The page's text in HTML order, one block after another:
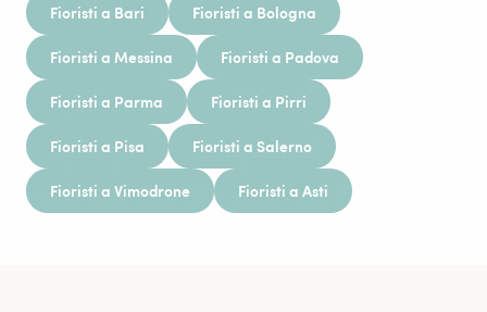
Fioristi a Bari Fioristi a Bologna
Fioristi a Messina Fioristi a Padova
Fioristi a Parma Fioristi a Pirri
Fioristi a Pisa Fioristi a Salerno
Fioristi a Vimodrone Fioristi a Asti